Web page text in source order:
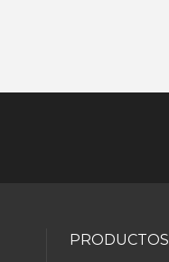
PRODUCTOS